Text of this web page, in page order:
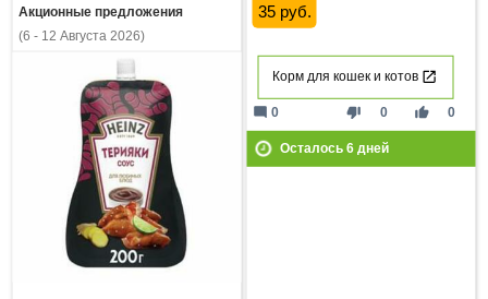
35 руб.
Корм для кошек и котов
thumb_down 0 thumb_up 0
mode_comment 0
Осталось 6дней
Акционные предложения
(6 - 12 Августа 2026)